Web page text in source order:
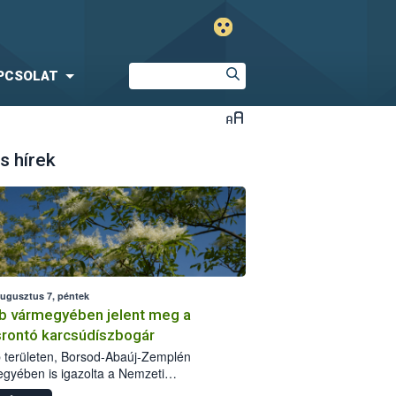
hírek
7, péntek
vármegyében jelent meg a
karcsúdíszbogár
területen, Borsod-Abaúj-Zemplén
is igazolta a Nemzeti
biztonsági Hivatal (Nébih) a